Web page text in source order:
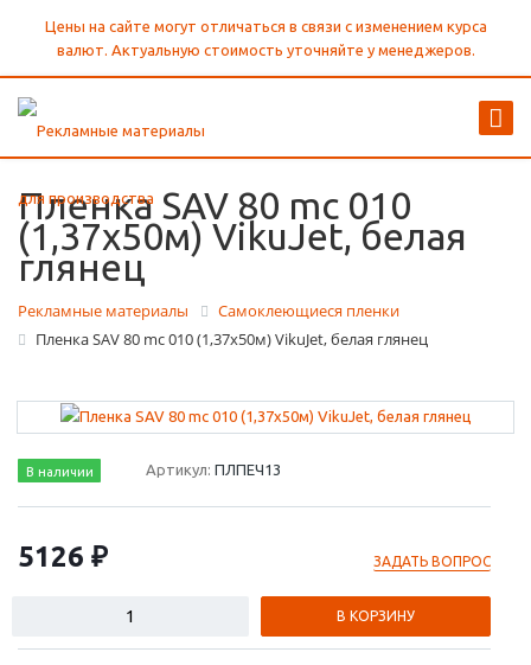
Цены на сайте могут отличаться в связи с изменением курса
валют. Актуальную стоимость уточняйте у менеджеров.
Пленка SAV 80 mc 010
(1,37х50м) VikuJet, белая
глянец
Рекламные материалы
Самоклеющиеся пленки
Пленка SAV 80 mc 010 (1,37х50м) VikuJet, белая глянец
В наличии Артикул:ПЛПЕЧ13
5126 ₽ ЗАДАТЬ ВОПРОС
В КОРЗИНУ